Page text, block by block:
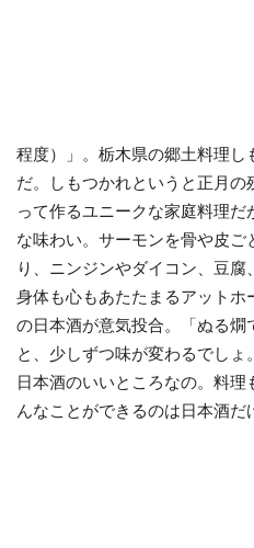
程度）」。栃木県の郷土料理
だ。しもつかれというと正月
って作るユニークな家庭料理
な味わい。サーモンを骨や皮ご
り、ニンジンやダイコン、豆腐
身体も心もあたたまるアット
の日本酒が意気投合。「ぬる燗
と、少しずつ味が変わるでし
日本酒のいいところなの。料
んなことができるのは日本酒だ